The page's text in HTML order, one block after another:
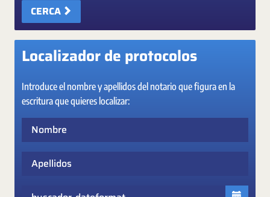
CERCA
Localizador de protocolos
Introduce el nombre y apellidos del notario que figura en la
escritura que quieres localizar:
Apellidos
Fecha